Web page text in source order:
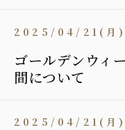
ゴールデンウィ
間について
2025/04/21(月)
2025/04/21(月)